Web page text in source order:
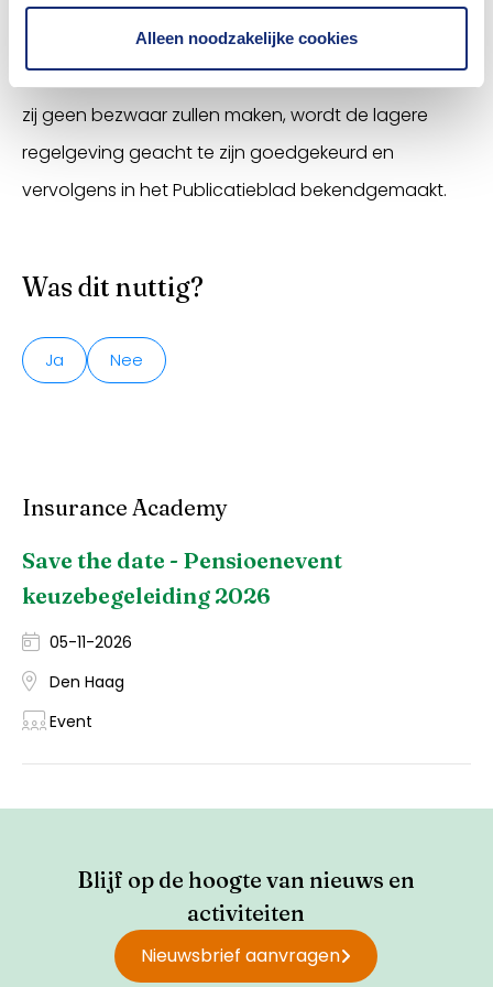
Alleen noodzakelijke cookies
te verlengen), of indien zij vóór het verstrijken van
die periode de Commissie hebben meegedeeld dat
zij geen bezwaar zullen maken, wordt de lagere
regelgeving geacht te zijn goedgekeurd en
vervolgens in het Publicatieblad bekendgemaakt.
Was dit nuttig?
Ja Nee
Insurance Academy
Save the date - Pensioenevent
keuzebegeleiding 2026
05-11-2026
Den Haag
Event
Blijf op de hoogte van nieuws en
activiteiten
Nieuwsbrief aanvragen